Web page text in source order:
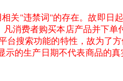
关"违禁词"的存在。故即日
消费者购买本店产品并下
搜索功能的特性，故为了
的生产日期不代表商品的